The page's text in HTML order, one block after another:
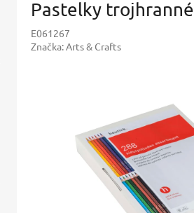
Pastelky
E061267
Značka:Arts & Crafts